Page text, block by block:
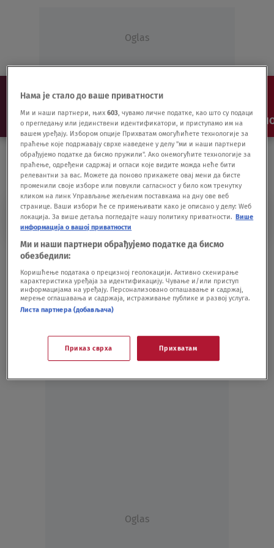
Oglas
NAJNOVIJE VESTI SHOW SPORT VIDEO
ALEKSA BEČIĆ ČESTITKA
kuća za sve građane
SVET26.09.20.
Oglas
Нама је стало до ваше приватности
Ми и наши партнери, њих603, чувамо личне податке, као што су подаци
о прегледању или јединствени идентификатори, и приступамо им на
вашем уређају. Избором опције Прихватам омогућићете технологије за
праћење које подржавају сврхе наведене у делу "ми и наши партнери
обрађујемо податке да бисмо пружили". Ако онемогућите технологије за
праћење, одређени садржај и огласи које видите можда неће бити
релевантни за вас. Можете да поново прикажете овај мени да бисте
променили своје изборе или повукли сагласност у било ком тренутку
кликом на линк Управљање жељеним поставкама на дну ове веб
странице. Ваши избори ће се примењивати како је описано у делу: Wеб
локација. За више детаља погледајте нашу политику приватности. Више
информација о вашој приватности
Ми и наши партнери обрађујемо податке да бисмо
обезбедили:
Коришћење података о прецизној геолокацији. Активно скенирање
карактеристика уређаја за идентификацију. Чување и/или приступ
информацијама на уређају. Персонализовано оглашавање и садржај,
мерење оглашавања и садржаја, истраживање публике и развој услуга.
Листа партнера (добављача)
Приказ сврха Прихватам